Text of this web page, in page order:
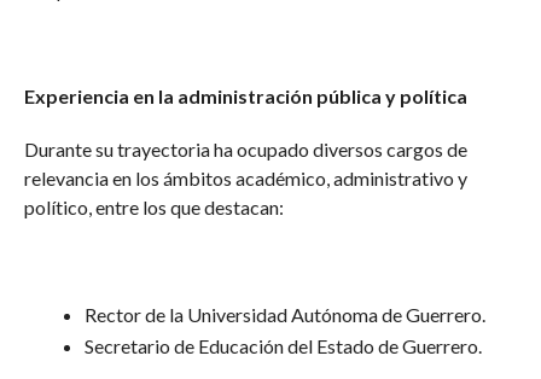
Experiencia en la administración pública y política
Durante su trayectoria ha ocupado diversos cargos de
relevancia en los ámbitos académico, administrativo y
político, entre los que destacan:
Rector de la Universidad Autónoma de Guerrero.
Secretario de Educación del Estado de Guerrero.